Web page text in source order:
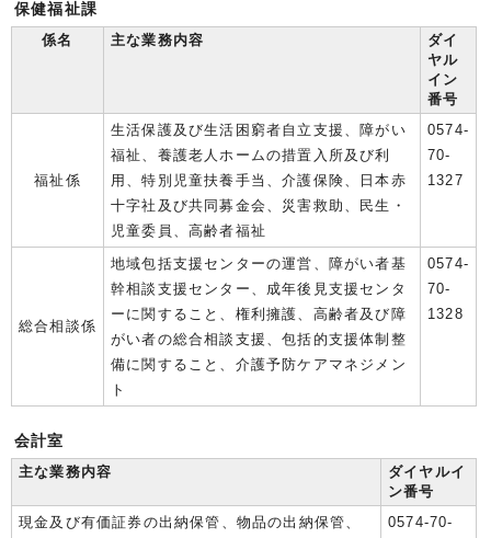
保健福祉課
係名
主な業務内容
ダイ
ヤル
イン
番号
福祉係
生活保護及び生活困窮者自立支援、障がい
福祉、養護老人ホームの措置入所及び利
用、特別児童扶養手当、介護保険、日本赤
十字社及び共同募金会、災害救助、民生・
児童委員、高齢者福祉
0574-
70-
1327
総合相談係
地域包括支援センターの運営、障がい者基
幹相談支援センター、成年後見支援センタ
ーに関すること、権利擁護、高齢者及び障
がい者の総合相談支援、包括的支援体制整
備に関すること、介護予防ケアマネジメン
ト
0574-
70-
1328
会計室
主な業務内容
ダイヤルイ
ン番号
現金及び有価証券の出納保管、物品の出納保管、
0574-70-